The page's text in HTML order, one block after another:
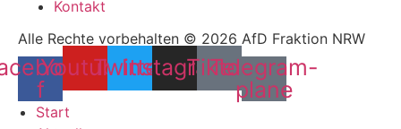
Kontakt
Alle Rechte vorbehalten © 2026 AfD Fraktion NRW
f
YoutubeTwitter
Instagram
Tiktok
Telegram-
plane
Start